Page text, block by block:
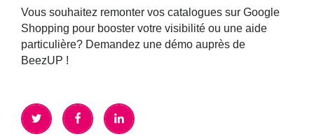
Vous souhaitez remonter vos catalogues sur Google
Shopping pour booster votre visibilité ou une aide
particulière? Demandez une démo auprès de
BeezUP !